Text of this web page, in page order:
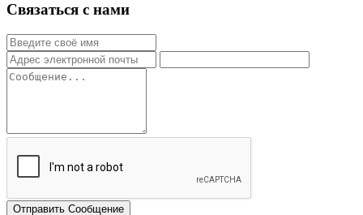
Связаться с нами
Отправить Сообщение